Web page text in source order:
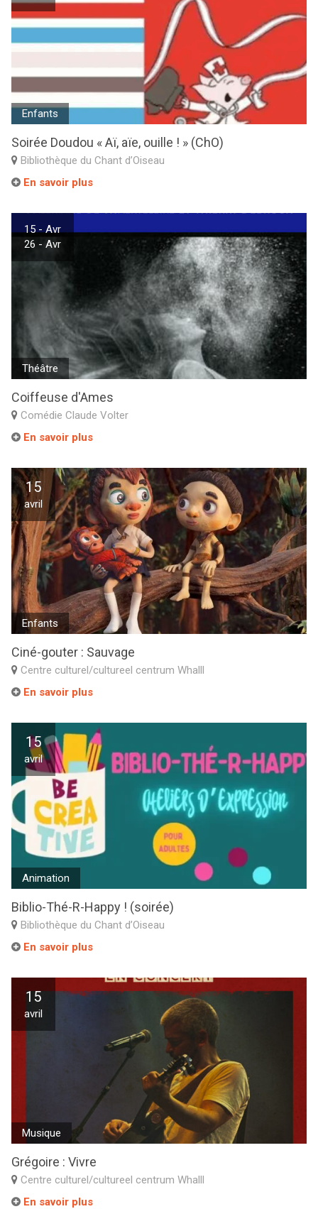
Enfants
Soirée Doudou « Aï, aïe, ouille ! » (ChO)
Bibliothèque du Chant d’Oiseau
En savoir plus
15 - Avr
26 - Avr
Théâtre
Coiffeuse d'Ames
Comédie Claude Volter
En savoir plus
15
avril
Enfants
Ciné-gouter : Sauvage
Centre culturel/cultureel centrum Whalll
En savoir plus
15
avril
Animation
Biblio-Thé-R-Happy ! (soirée)
Bibliothèque du Chant d’Oiseau
En savoir plus
15
avril
Musique
Grégoire : Vivre
Centre culturel/cultureel centrum Whalll
En savoir plus